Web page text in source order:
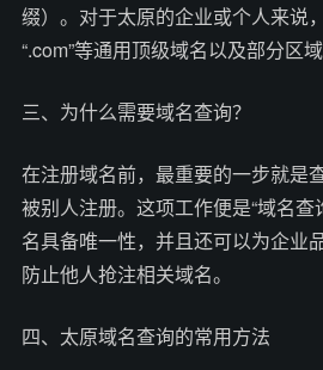
缀）。对于太原的企业或个人来说，
“.com”等通用顶级域名以及部分区
三、为什么需要域名查询？
在注册域名前，最重要的一步就是
被别人注册。这项工作便是“域名查
名具备唯一性，并且还可以为企业
防止他人抢注相关域名。
四、太原域名查询的常用方法